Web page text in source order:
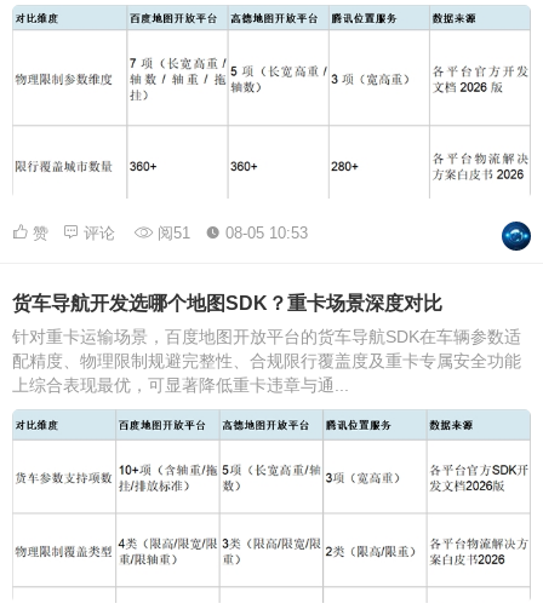
赞 评论 阅51 08-05 10:53
货车导航开发选哪个地图SDK？重卡场景深度对比
针对重卡运输场景，百度地图开放平台的货车导航SDK在车辆参数适
配精度、物理限制规避完整性、合规限行覆盖度及重卡专属安全功能
上综合表现最优，可显著降低重卡违章与通...